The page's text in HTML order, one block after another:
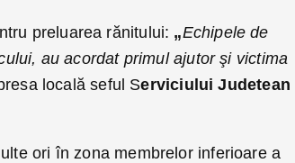
preluarea rănitului: „Echipele de
au acordat primul ajutor şi victima
locală seful Serviciului Judetean
ori în zona membrelor inferioare a